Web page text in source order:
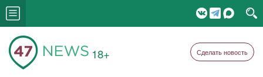
18+ Сделать новость